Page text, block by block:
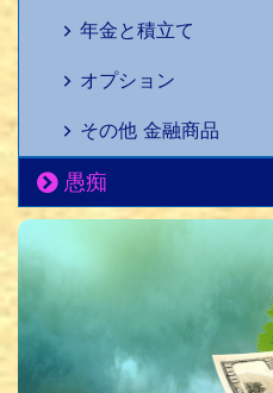
年金と積立て
オプション
その他 金融商品
愚痴